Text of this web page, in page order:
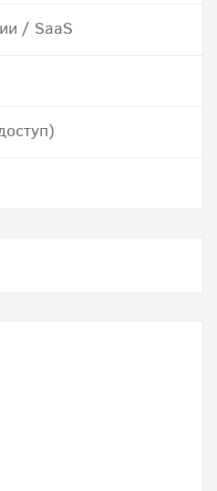
/ SaaS